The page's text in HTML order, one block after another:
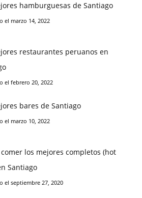
hamburguesas de Santiago
el marzo 14, 2022
restaurantes peruanos en
el febrero 20, 2022
bares de Santiago
el marzo 10, 2022
los mejores completos (hot
Santiago
el septiembre 27, 2020